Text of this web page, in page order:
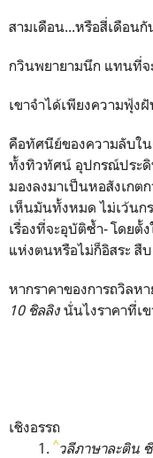
สามเดือน...หรือสี่เดือน
กวินพยายามนึก แทนที่จ
เขาจำได้เพียงความฟุ้ง
คือทัศนีย์ของความลับใ
ทั้งทิวทัศน์ อุปกรณ์ประดิ
มองลงมาเป็นหอสังเกต
เห็นมันทั้งหมด ไม่เว้นก
เรื่องที่จะอุบัติซ้ำ- โดยตั้
แห่งตนหรือไม่ก็อิสระ สื
หากราคาของการถวิลห
10 ชิลลิง นั่นไงราคาที่เ
เชิงอรรถ
^วลีภาษาละติน